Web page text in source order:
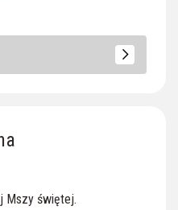
Mszy świętej.